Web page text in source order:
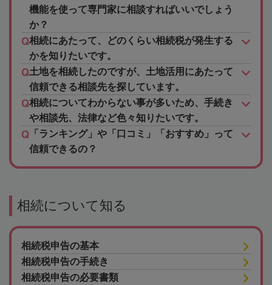
機能を使って専門家に相談すればいいでしょう
か？
相続にあたって、どのくらい相続税が発生する
かを知りたいです。
土地を相続したのですが、土地活用にあたって
信頼できる相談先を探しています。
相続についてわからない事が多いため、手続き
や相談先、法律など色々知りたいです。
「ランキング」や「口コミ」「おすすめ」って
信頼できるの？
相続について知る
相続税申告の基本
相続税申告の手続き
相続税申告の必要書類